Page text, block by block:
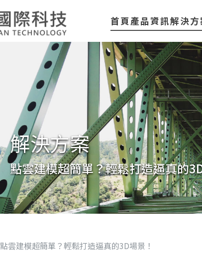
首頁產品資訊解決方
解決方案
點雲建模超簡單？輕鬆打造逼真的
點雲建模超簡單？輕鬆打造逼真的3D場景！